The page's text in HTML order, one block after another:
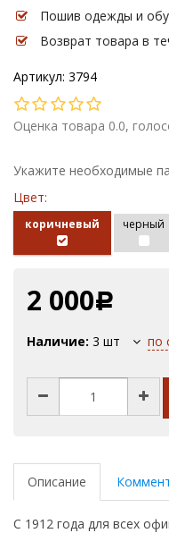
Пошив одежды и
Возврат товара в
Артикул: 3794
Оценка товара 0.0,
Укажите необходимые
Цвет:
коричневый черный
2 000Р
Наличие: 3 шт по
Описание
С 1912 года для всех